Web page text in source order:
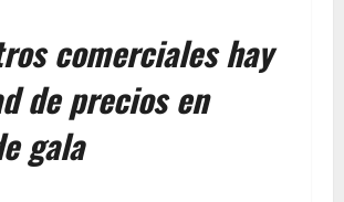
comerciales hay
de precios en
gala